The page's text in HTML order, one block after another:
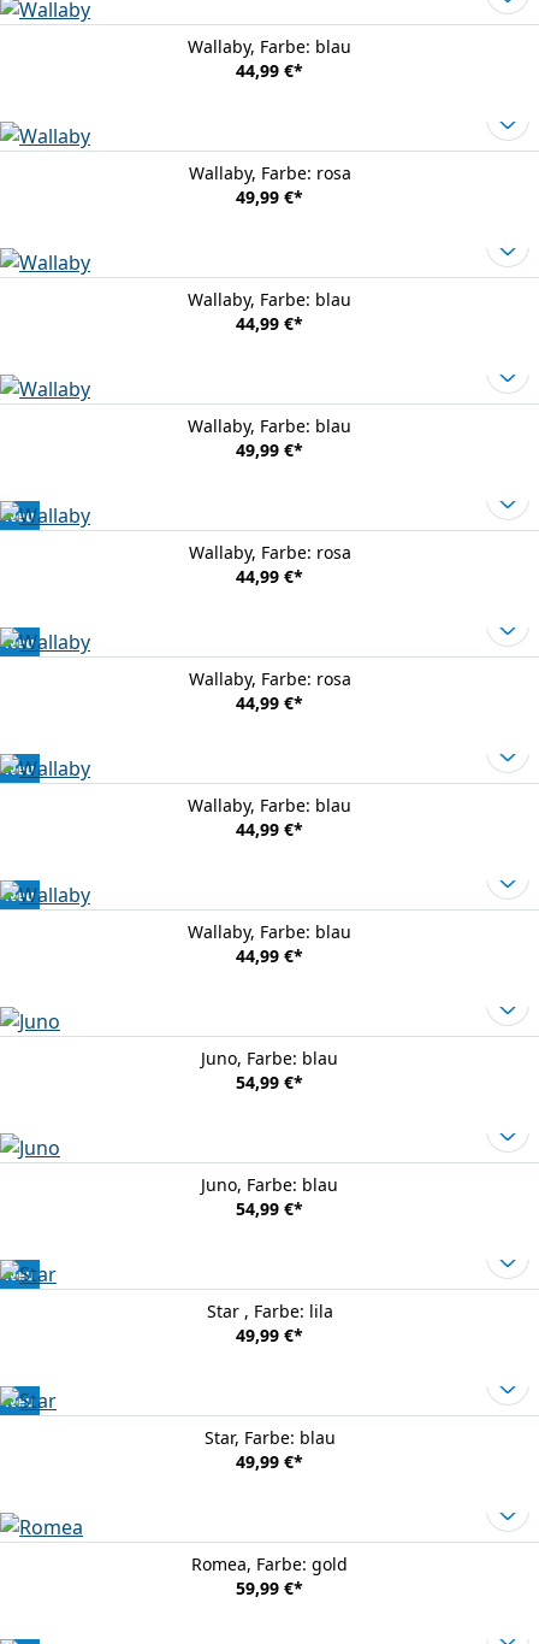
Wallaby, Farbe: blau
44,99 €*
Wallaby, Farbe: rosa
49,99 €*
Wallaby, Farbe: blau
44,99 €*
Wallaby, Farbe: blau
49,99 €*
Neu
Wallaby, Farbe: rosa
44,99 €*
Neu
Wallaby, Farbe: rosa
44,99 €*
Neu
Wallaby, Farbe: blau
44,99 €*
Neu
Wallaby, Farbe: blau
44,99 €*
Juno, Farbe: blau
54,99 €*
Juno, Farbe: blau
54,99 €*
Neu
Star , Farbe: lila
49,99 €*
Neu
Star, Farbe: blau
49,99 €*
Romea, Farbe: gold
59,99 €*